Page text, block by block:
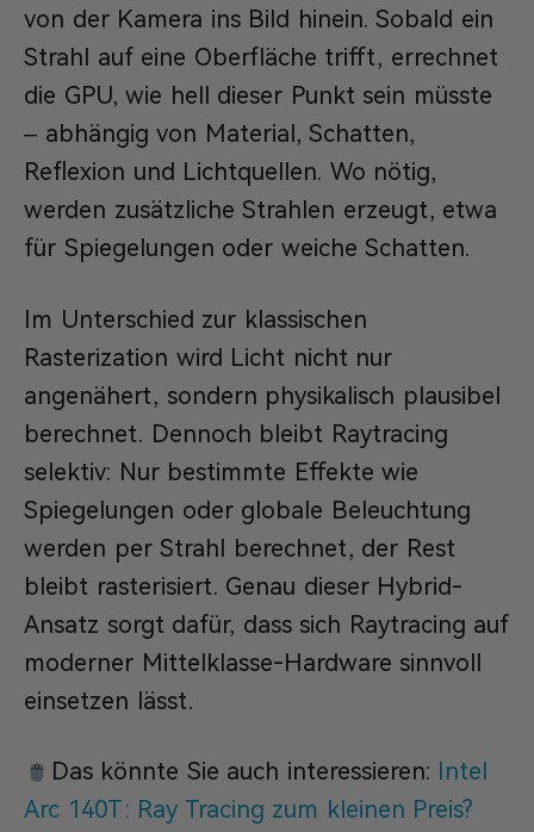
von der Kamera ins Bild hinein. Sobald ein
Strahl auf eine Oberfläche trifft, errechnet
die GPU, wie hell dieser Punkt sein müsste
– abhängig von Material, Schatten,
Reflexion und Lichtquellen. Wo nötig,
werden zusätzliche Strahlen erzeugt, etwa
für Spiegelungen oder weiche Schatten.
Im Unterschied zur klassischen
Rasterization wird Licht nicht nur
angenähert, sondern physikalisch plausibel
berechnet. Dennoch bleibt Raytracing
selektiv: Nur bestimmte Effekte wie
Spiegelungen oder globale Beleuchtung
werden per Strahl berechnet, der Rest
bleibt rasterisiert. Genau dieser Hybrid-
Ansatz sorgt dafür, dass sich Raytracing auf
moderner Mittelklasse-Hardware sinnvoll
einsetzen lässt.
Das könnte Sie auch interessieren:
Intel
Arc 140T : Ray Tracing zum kleinen Preis?